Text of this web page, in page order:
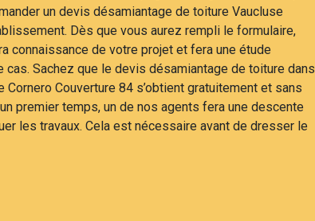
un devis désamiantage de toiture Vaucluse
Dès que vous aurez rempli le formulaire,
connaissance de votre projet et fera une étude
cas. Sachez que le devis désamiantage de toiture dans
Cornero Couverture 84 s’obtient gratuitement et sans
premier temps, un de nos agents fera une descente
les travaux. Cela est nécessaire avant de dresser le